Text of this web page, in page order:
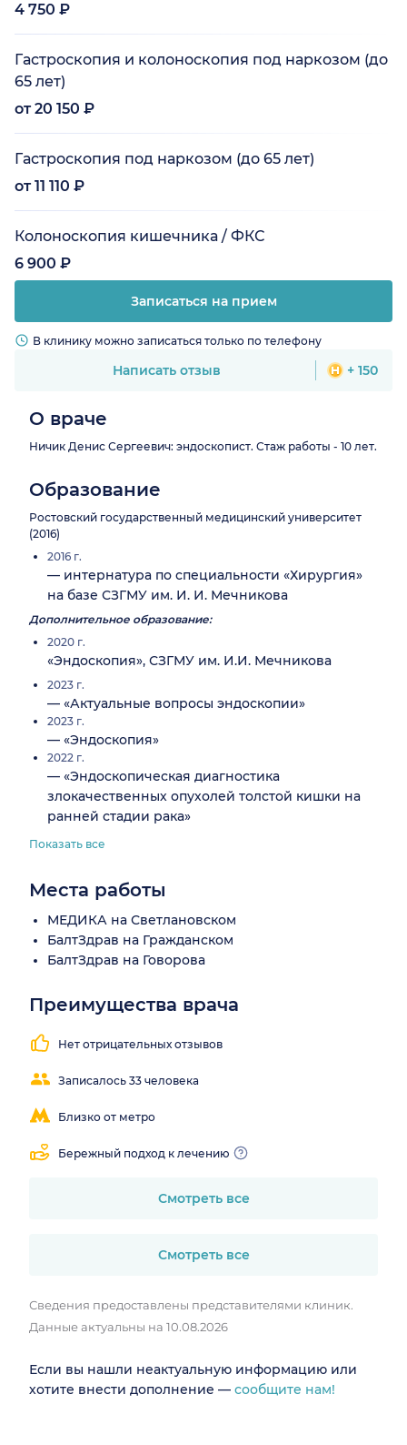
4 750 ₽
Гастроскопия и колоноскопия под наркозом (до
65 лет)
от 20 150 ₽
Гастроскопия под наркозом (до 65 лет)
от 11 110 ₽
Колоноскопия кишечника / ФКС
6 900 ₽
Записаться на прием
В клинику можно записаться только по телефону
Написать отзыв + 150
О враче
Ничик Денис Сергеевич: эндоскопист. Стаж работы - 10 лет.
Образование
Ростовский государственный медицинский университет
(2016)
2016 г.
— интернатура по специальности «Хирургия»
на базе СЗГМУ им. И. И. Мечникова
Дополнительное образование:
2020 г.
«Эндоскопия», СЗГМУ им. И.И. Мечникова
2023 г.
— «Актуальные вопросы эндоскопии»
2023 г.
— «Эндоскопия»
2022 г.
— «Эндоскопическая диагностика
злокачественных опухолей толстой кишки на
ранней стадии рака»
Показать все
Места работы
МЕДИКА на Светлановском
БалтЗдрав на Гражданском
БалтЗдрав на Говорова
Преимущества врача
Нет отрицательных отзывов
Записалось 33 человека
Близко от метро
Бережный подход к лечению
объяснения
Смотреть все
Смотреть все
Сведения предоставлены представителями клиник.
Данные актуальны на 10.08.2026
Если вы нашли неактуальную информацию или
хотите внести дополнение — сообщите нам!